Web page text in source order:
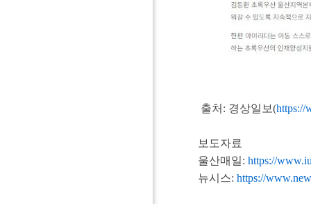
출처: 경상일보(https://
보도자료
울산매일: https://
뉴시스: https://